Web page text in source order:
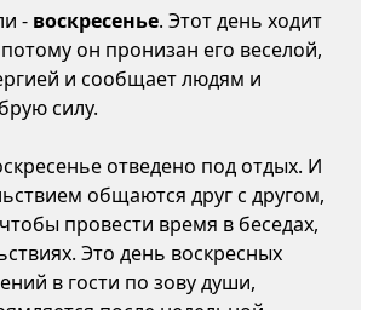
- воскресенье. Этот день ходит
он пронизан его веселой,
и сообщает людям и
силу.
отведено под отдых. И
общаются друг с другом,
провести время в беседах,
Это день воскресных
в гости по зову души,